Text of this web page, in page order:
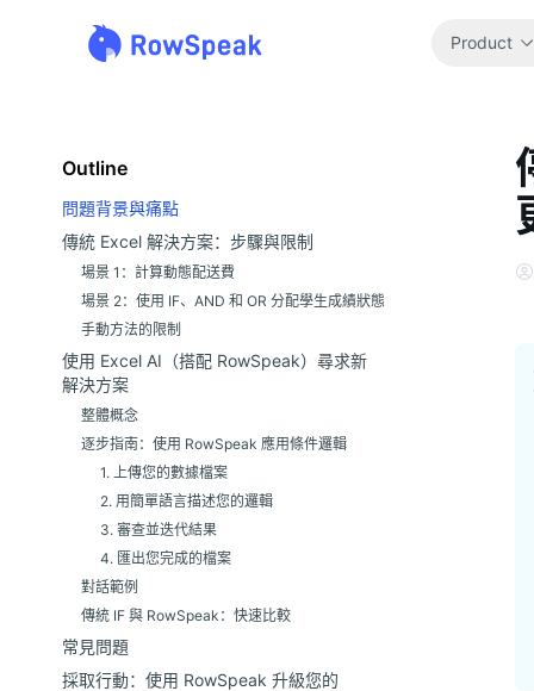
Product
Outline
問題背景與痛點
傳統 Excel 解決方案：步驟與限制
場景 1：計算動態配送費
場景 2：使用 IF、AND 和 OR 分配學生成績狀態
手動方法的限制
使用 Excel AI（搭配 RowSpeak）尋求新
解決方案
整體概念
逐步指南：使用 RowSpeak 應用條件邏輯
1. 上傳您的數據檔案
2. 用簡單語言描述您的邏輯
3. 審查並迭代結果
4. 匯出您完成的檔案
對話範例
傳統 IF 與 RowSpeak：快速比較
常見問題
採取行動：使用 RowSpeak 升級您的